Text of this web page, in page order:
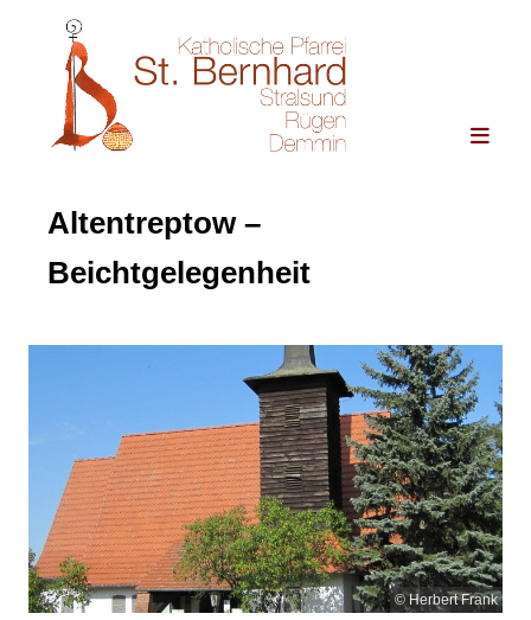
Altentreptow –
Beichtgelegenheit
© Herbert Frank